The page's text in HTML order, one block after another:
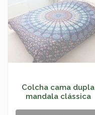
Colcha cama dupla
mandala clássica